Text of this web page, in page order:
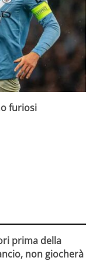
furiosi
prima della
non giocherà